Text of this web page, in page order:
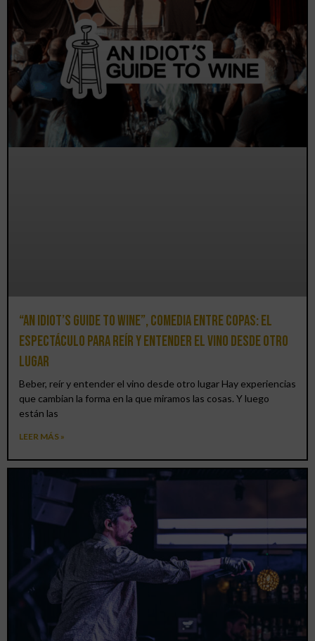
“An Idiot’s Guide to Wine”, comedia entre copas: el
espectáculo para reír y entender el vino desde otro
lugar
Beber, reír y entender el vino desde otro lugar Hay experiencias
que cambian la forma en la que miramos las cosas. Y luego
están las
LEER MÁS »